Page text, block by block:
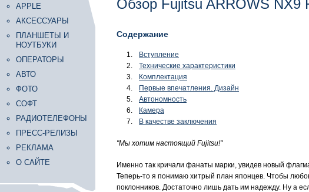
APPLE
АКСЕССУАРЫ
ПЛАНШЕТЫ И
НОУТБУКИ
ОПЕРАТОРЫ
АВТО
ФОТО
СОФТ
РАДИОТЕЛЕФОНЫ
ПРЕСС-РЕЛИЗЫ
РЕКЛАМА
О САЙТЕ
Обзор Fujitsu ARROWS NX9
Содержание
Вступление
Технические характеристики
Комплектация
Первые впечатления. Дизайн
Автономность
Камера
В качестве заключения
"Мы хотим настоящий Fujitsu!"
Именно так кричали фанаты марки, увидев новый
Теперь-то я понимаю хитрый план японцев. Чтобы
поклонников. Достаточно лишь дать им надежду. Ну а